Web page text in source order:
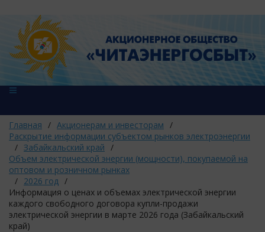
Главная / Акционерам и инвесторам /
Раскрытие информации субъектом рынков электроэнергии
/ Забайкальский край /
Объем электрической энергии (мощности), покупаемой на
оптовом и розничном рынках
/ 2026 год /
Информация о ценах и объемах электрической энергии
каждого свободного договора купли-продажи
электрической энергии в марте 2026 года (Забайкальский
край)